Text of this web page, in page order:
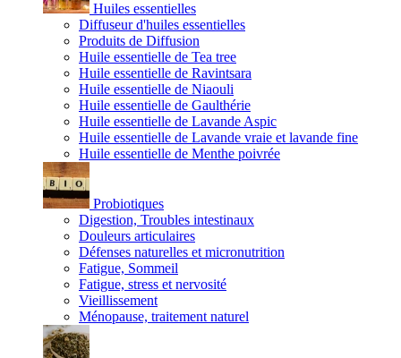
Huiles essentielles
Diffuseur d'huiles essentielles
Produits de Diffusion
Huile essentielle de Tea tree
Huile essentielle de Ravintsara
Huile essentielle de Niaouli
Huile essentielle de Gaulthérie
Huile essentielle de Lavande Aspic
Huile essentielle de Lavande vraie et lavande fine
Huile essentielle de Menthe poivrée
Probiotiques
Digestion, Troubles intestinaux
Douleurs articulaires
Défenses naturelles et micronutrition
Fatigue, Sommeil
Fatigue, stress et nervosité
Vieillissement
Ménopause, traitement naturel